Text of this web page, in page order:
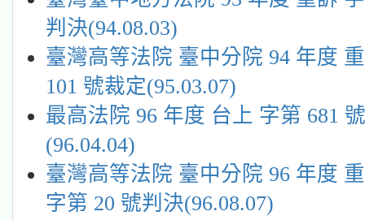
判決(94.08.03)
臺灣高等法院 臺中分院 94 年度
101 號裁定(95.03.07)
最高法院 96 年度 台上 字第 681
(96.04.04)
臺灣高等法院 臺中分院 96 年度
字第 20 號判決(96.08.07)